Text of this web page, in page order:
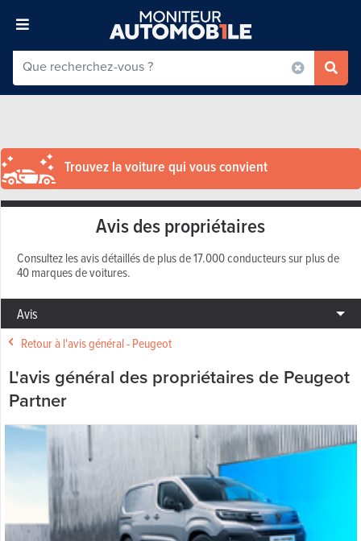
Trouvez la voiture qui vous convient
Avis des propriétaires
Consultez les avis détaillés de plus de 17.000 conducteurs sur plus de
40 marques de voitures.
Avis
Retour à l'avis général - Peugeot
L'avis général des propriétaires de Peugeot
Partner